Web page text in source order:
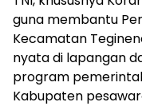
guna membantu
Kecamatan
nyata di lapangan
program
Kabupaten